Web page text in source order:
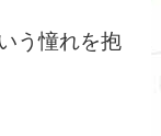
う憧れを抱